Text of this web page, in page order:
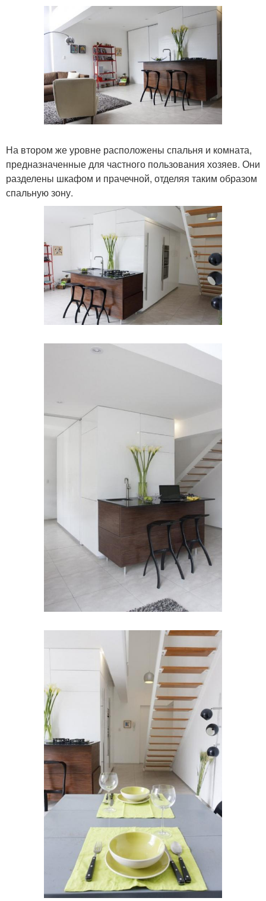
На втором же уровне расположены спальня и комната,
предназначенные для частного пользования хозяев. Они
разделены шкафом и прачечной, отделяя таким образом
спальную зону.